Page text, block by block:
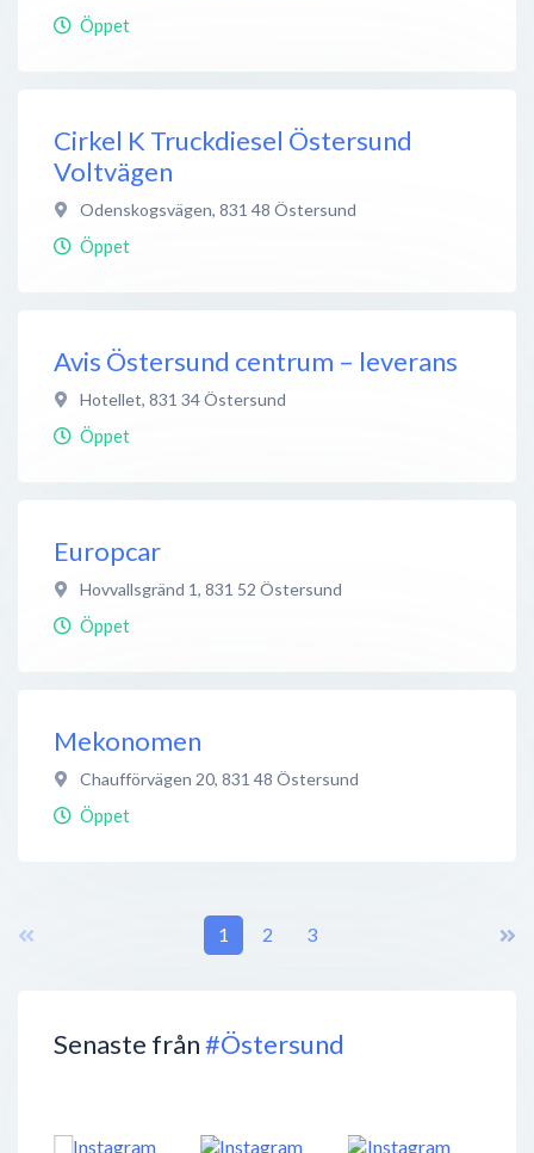
Senaste från#Östersund
Öppet
Cirkel K Truckdiesel Östersund
Voltvägen
Odenskogsvägen, 831 48 Östersund
Öppet
Avis Östersund centrum – leverans
Hotellet, 831 34Östersund
Öppet
Europcar
Hovvallsgränd 1, 831 52 Östersund
Öppet
Mekonomen
Chaufförvägen 20, 831 48 Östersund
Öppet
1 2 3